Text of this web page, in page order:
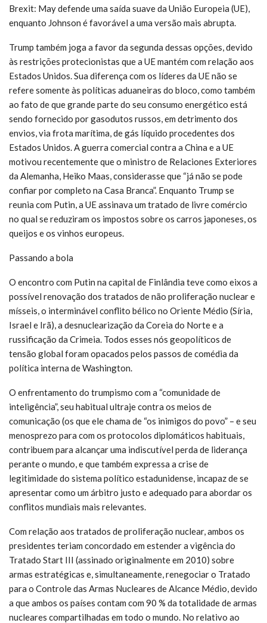
Brexit: May defende uma saída suave da União Europeia (UE),
enquanto Johnson é favorável a uma versão mais abrupta.
Trump também joga a favor da segunda dessas opções, devido
às restrições protecionistas que a UE mantém com relação aos
Estados Unidos. Sua diferença com os líderes da UE não se
refere somente às políticas aduaneiras do bloco, como também
ao fato de que grande parte do seu consumo energético está
sendo fornecido por gasodutos russos, em detrimento dos
envios, via frota marítima, de gás líquido procedentes dos
Estados Unidos. A guerra comercial contra a China e a UE
motivou recentemente que o ministro de Relaciones Exteriores
da Alemanha, Heiko Maas, considerasse que “já não se pode
confiar por completo na Casa Branca”. Enquanto Trump se
reunia com Putin, a UE assinava um tratado de livre comércio
no qual se reduziram os impostos sobre os carros japoneses, os
queijos e os vinhos europeus.
Passando a bola
O encontro com Putin na capital de Finlândia teve como eixos a
possível renovação dos tratados de não proliferação nuclear e
mísseis, o interminável conflito bélico no Oriente Médio (Síria,
Israel e Irã), a desnuclearização da Coreia do Norte e a
russificação da Crimeia. Todos esses nós geopolíticos de
tensão global foram opacados pelos passos de comédia da
política interna de Washington.
O enfrentamento do trumpismo com a “comunidade de
inteligência”, seu habitual ultraje contra os meios de
comunicação (os que ele chama de “os inimigos do povo” – e seu
menosprezo para com os protocolos diplomáticos habituais,
contribuem para alcançar uma indiscutível perda de liderança
perante o mundo, e que também expressa a crise de
legitimidade do sistema político estadunidense, incapaz de se
apresentar como um árbitro justo e adequado para abordar os
conflitos mundiais mais relevantes.
Com relação aos tratados de proliferação nuclear, ambos os
presidentes teriam concordado em estender a vigência do
Tratado Start III (assinado originalmente em 2010) sobre
armas estratégicas e, simultaneamente, renegociar o Tratado
para o Controle das Armas Nucleares de Alcance Médio, devido
a que ambos os países contam com 90 % da totalidade de armas
nucleares compartilhadas em todo o mundo. No relativo ao